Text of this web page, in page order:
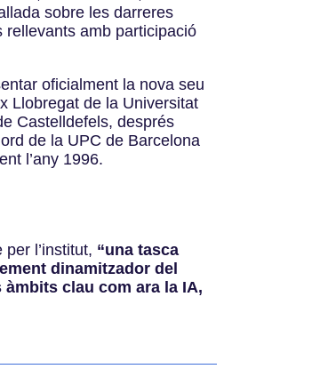
sobre les darreres
amb participació
oficialment la nova seu
Llobregat de la Universitat
Castelldefels, després
de la UPC de Barcelona
l’any 1996.
l’institut, “una tasca
dinamitzador del
clau com ara la IA,